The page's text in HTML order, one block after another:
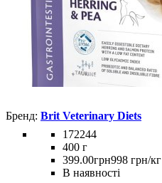
Brit Veterinary Diets
172244
400 г
399.00грн998 грн/кг
В наявності